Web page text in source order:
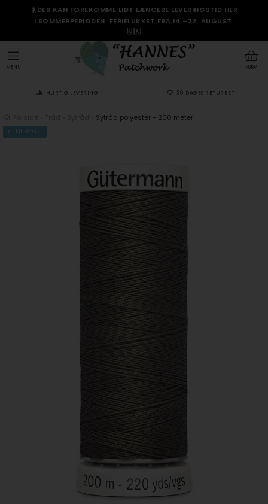
☀️DER KAN FOREKOMME LIDT LÆNGERE LEVERINGSTID HER
I SOMMERPERIODEN. FERIELUKKET FRA 14.–22. AUGUST.
🇩🇰
KURV
MENU
HURTIG LEVERING 30 DAGES RETURRET
Sytråd polyester - 200 meter
TILBAGE